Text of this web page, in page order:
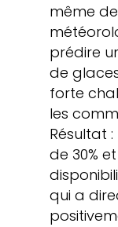
même
prédire
de
forte
les
Résultat
de 30%
qui a